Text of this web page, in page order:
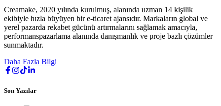
Creamake, 2020 yılında kurulmuş, alanında uzman 14 kişilik
ekibiyle hızla büyüyen bir e-ticaret ajansıdır. Markaların global ve
yerel pazarda rekabet gücünü artırmalarını sağlamak amacıyla,
performanspazarlama alanında danışmanlık ve proje bazlı çözümler
sunmaktadır.
Daha Fazla Bilgi
Son Yazılar